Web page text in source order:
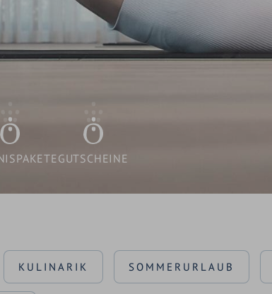
GUTSCHEINE
AUSZEICHNUNGEN
SEMINARE & TAGUNGEN
LAGE & ANREISE
KULINARIK SOMMERURLAUB